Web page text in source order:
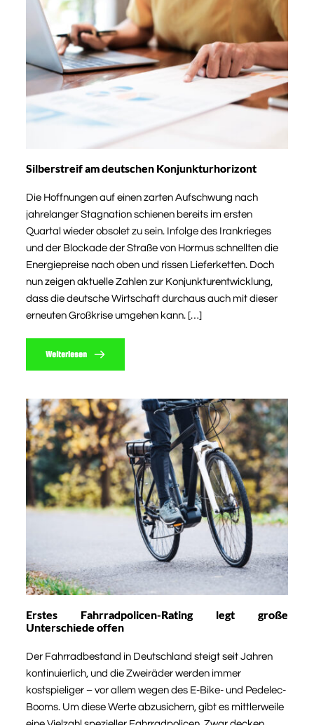
Silberstreif am deutschen Konjunkturhorizont
Die Hoffnungen auf einen zarten Aufschwung nach
jahrelanger Stagnation schienen bereits im ersten
Quartal wieder obsolet zu sein. Infolge des Irankrieges
und der Blockade der Straße von Hormus schnellten die
Energiepreise nach oben und rissen Lieferketten. Doch
nun zeigen aktuelle Zahlen zur Konjunkturentwicklung,
dass die deutsche Wirtschaft durchaus auch mit dieser
erneuten Großkrise umgehen kann. […]
Weiterlesen
Erstes Fahrradpolicen-Rating legt große
Unterschiede offen
Der Fahrradbestand in Deutschland steigt seit Jahren
kontinuierlich, und die Zweiräder werden immer
kostspieliger – vor allem wegen des E-Bike- und Pedelec-
Booms. Um diese Werte abzusichern, gibt es mittlerweile